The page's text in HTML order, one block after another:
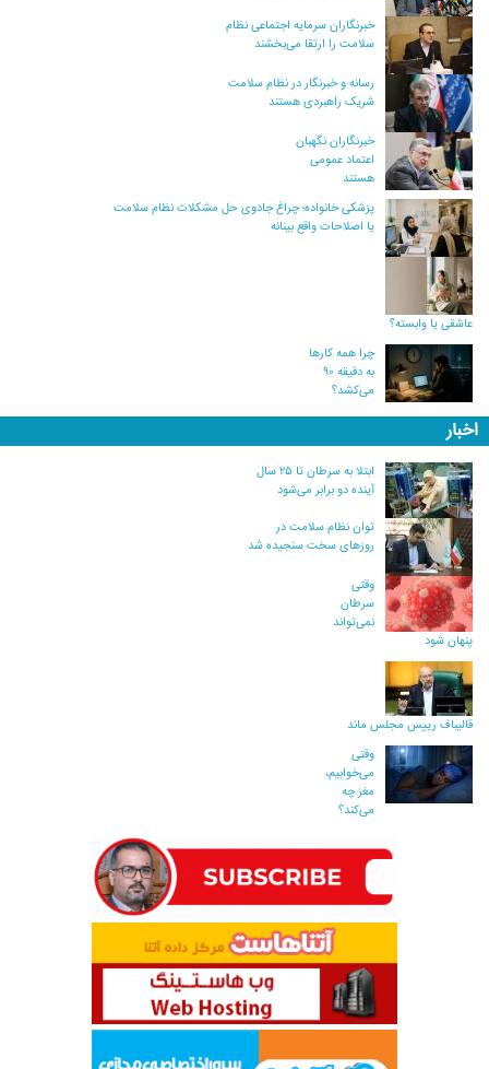
خبرنگاران سرمایه اجتماعی نظام
سلامت را ارتقا می‌بخشند
رسانه و خبرنگار در نظام سلامت
شریک راهبردی هستند
خبرنگاران نگهبان
اعتماد عمومی
هستند
پزشکی خانواده؛ چراغ جادوی حل مشکلات نظام سلامت
یا اصلاحات واقع بینانه
عاشقی یا وابسته؟
چرا همه کارها
به دقیقه ۹۰
می‌کشد؟
اخبار
ابتلا به سرطان تا ۲۵ سال
آینده دو برابر می‌شود
توان نظام سلامت در
روزهای سخت سنجیده شد
وقتی
سرطان
نمی‌تواند
پنهان شود
قالیباف رییس مجلس ماند
وقتی
می‌خوابیم،
مغز چه
می‌کند؟